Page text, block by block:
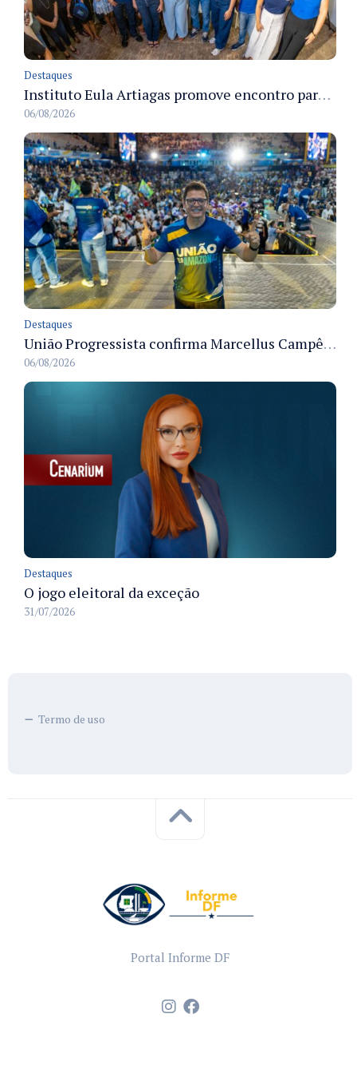
Destaques
Instituto Eula Artiagas promove encontro para discutir melhorias para o bairro Petrópolis
06/08/2026
Destaques
União Progressista confirma Marcellus Campêlo como candidato a deputado estadual
06/08/2026
Destaques
O jogo eleitoral da exceção
31/07/2026
Termo de uso
Portal Informe DF